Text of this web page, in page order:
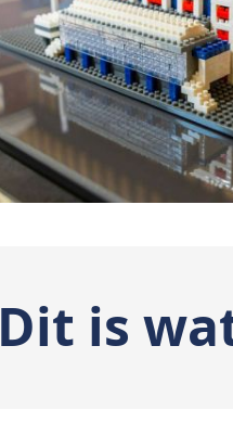
Dit is